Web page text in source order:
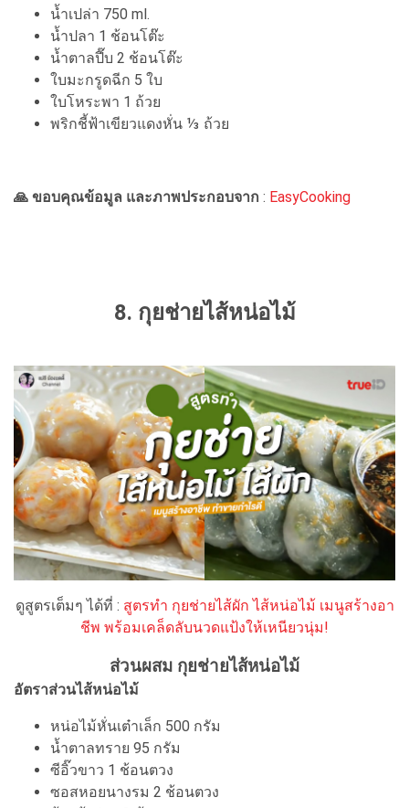
น้ำเปล่า 750 ml.
น้ำปลา 1 ช้อนโต๊ะ
น้ำตาลปี๊บ 2 ช้อนโต๊ะ
ใบมะกรูดฉีก 5 ใบ
ใบโหระพา 1 ถ้วย
พริกชี้ฟ้าเขียวแดงหั่น ⅓ ถ้วย
🙏 ขอบคุณข้อมูล และภาพประกอบจาก : EasyCooking
8. กุยช่ายไส้หน่อไม้
ดูสูตรเต็มๆ ได้ที่ : สูตรทำ กุยช่ายไส้ผัก ไส้หน่อไม้ เมนูสร้างอา
ชีพ พร้อมเคล็ดลับนวดแป้งให้เหนียวนุ่ม!
ส่วนผสม กุยช่ายไส้หน่อไม้
อัตราส่วนไส้หน่อไม้
หน่อไม้หั่นเต๋าเล็ก 500 กรัม
น้ำตาลทราย 95 กรัม
ซีอิ๊วขาว 1 ช้อนตวง
ซอสหอยนางรม 2 ช้อนตวง